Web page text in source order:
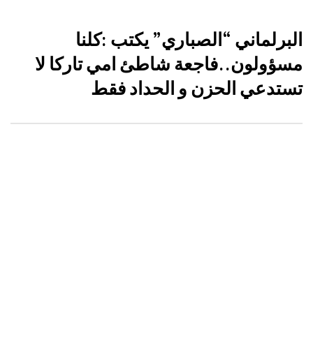
البرلماني “الصباري” يكتب :كلنا
مسؤولون..فاجعة شاطئ امي تاركا لا
تستدعي الحزن و الحداد فقط